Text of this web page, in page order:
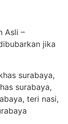
Asli –
jika